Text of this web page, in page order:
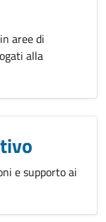
aree di
alla
e supporto ai